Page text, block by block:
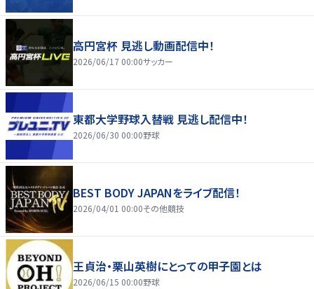
高円宮杯 見逃し動画配信中！
2026/06/17 00:00サッカー
東都大学野球入替戦 見逃し配信中！
2026/06/30 00:00野球
BEST BODY JAPANをライブ配信！
2026/04/01 00:00その他競技
王貞治・栗山英樹にとっての甲子園とは
2026/06/15 00:00野球